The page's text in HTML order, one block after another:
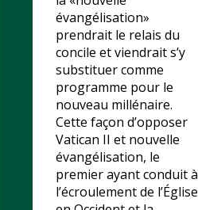
évangélisation»
prendrait le relais du
concile et viendrait s’y
substituer comme
programme pour le
nouveau millénaire.
Cette façon d’opposer
Vatican II et nouvelle
évangélisation, le
premier ayant conduit à
l’écroulement de l’Église